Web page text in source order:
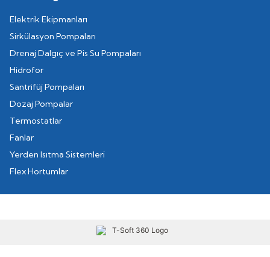
Elektrik Ekipmanları
Sirkülasyon Pompaları
Drenaj Dalgıç ve Pis Su Pompaları
Hidrofor
Santrifüj Pompaları
Dozaj Pompalar
Termostatlar
Fanlar
Yerden Isıtma Sistemleri
Flex Hortumlar